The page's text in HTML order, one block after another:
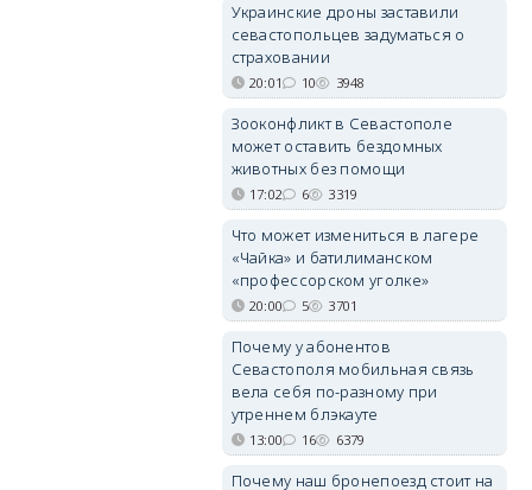
Украинские дроны заставили
севастопольцев задуматься о
страховании
20:01 10 3948
Зооконфликт в Севастополе
может оставить бездомных
животных без помощи
17:02 6 3319
Что может измениться в лагере
«Чайка» и батилиманском
«профессорском уголке»
20:00 5 3701
Почему у абонентов
Севастополя мобильная связь
вела себя по-разному при
утреннем блэкауте
13:00 16 6379
Почему наш бронепоезд стоит на